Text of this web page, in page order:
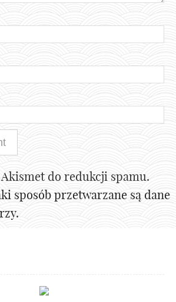
do redukcji spamu.
sposób przetwarzane są dane